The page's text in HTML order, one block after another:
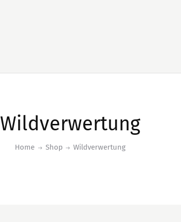
Wildverwertung
Home Shop Wildverwertung